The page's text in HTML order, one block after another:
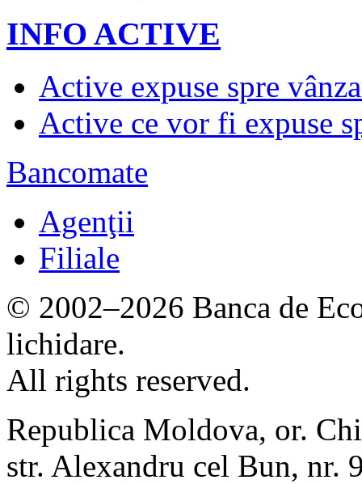
INFO ACTIVE
Active expuse spre
Active ce vor fi expuse
Bancomate
Agenţii
Filiale
© 2002–2026 Banca de
lichidare.
All rights reserved.
Republica Moldova, or.
str. Alexandru cel Bun, nr.